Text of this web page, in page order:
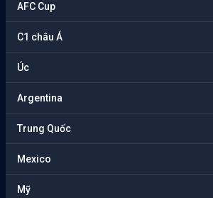
AFC Cup
C1 châu Á
Úc
Argentina
Trung Quốc
Mexico
Mỹ